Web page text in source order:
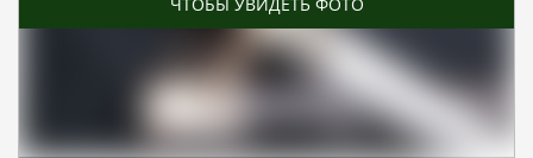
ЧТОБЫ УВИДЕТЬ ФОТО